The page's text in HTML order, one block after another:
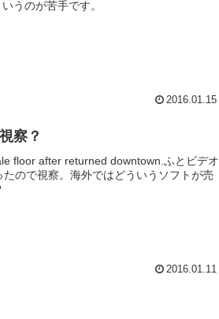
うのが苦手です。
2016.01.15
察？
floor after returned downtown.ふとビデオ
ので視察。海外ではどういうソフトが売
2016.01.11